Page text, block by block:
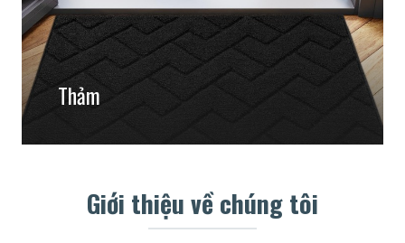
Thảm
Giới thiệu về chúng tôi